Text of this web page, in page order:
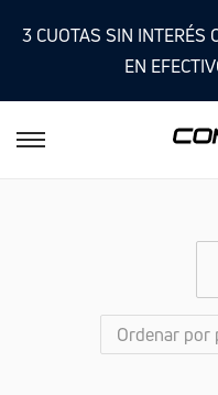
3 CUOTAS SIN INTERÉS
EN